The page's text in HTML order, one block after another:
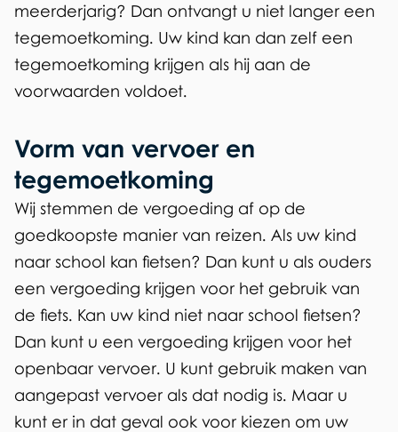
meerderjarig? Dan ontvangt u niet langer een
tegemoetkoming. Uw kind kan dan zelf een
tegemoetkoming krijgen als hij aan de
voorwaarden voldoet.
Vorm van vervoer en
tegemoetkoming
Wij stemmen de vergoeding af op de
goedkoopste manier van reizen. Als uw kind
naar school kan fietsen? Dan kunt u als ouders
een vergoeding krijgen voor het gebruik van
de fiets. Kan uw kind niet naar school fietsen?
Dan kunt u een vergoeding krijgen voor het
openbaar vervoer. U kunt gebruik maken van
aangepast vervoer als dat nodig is. Maar u
kunt er in dat geval ook voor kiezen om uw